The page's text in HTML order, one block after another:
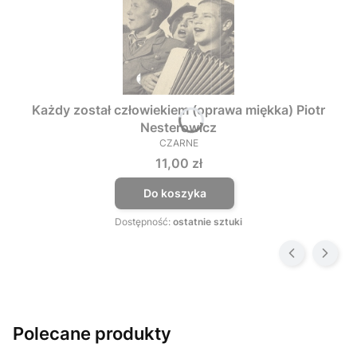
Każdy został człowiekiem (oprawa miękka) Piotr
Nesterowicz
PRODUCENT
CZARNE
Cena
11,00 zł
Do koszyka
Dostępność: ostatnie sztuki
Polecane produkty